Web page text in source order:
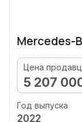
Mercedes-
Цена
5 207
Год выпуска
2022